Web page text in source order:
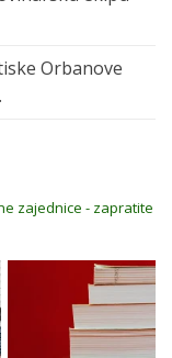
Orbanove
zajednice - zapratite